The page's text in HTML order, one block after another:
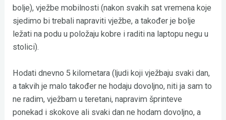
bolje), vježbe mobilnosti (nakon svakih sat vremena koje
sjedimo bi trebali napraviti vježbe, a također je bolje
ležati na podu u položaju kobre i raditi na laptopu negu u
stolici).
Hodati dnevno 5 kilometara (ljudi koji vježbaju svaki dan,
a takvih je malo također ne hodaju dovoljno, niti ja sam to
ne radim, vježbam u teretani, napravim šprinteve
ponekad i skokove ali svaki dan ne hodam dovoljno, a